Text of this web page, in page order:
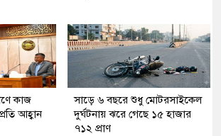
কাজ
আহ্বান
সাড়ে ৬ বছরে শুধু মোটরসাইকেল
দুর্ঘটনায় ঝরে গেছে ১৫ হাজার
৭১২ প্রাণ